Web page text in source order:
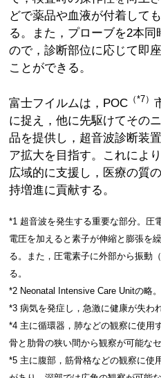
どで薬品や血液が付着して
る。また，プローブを2本
ので，診断部位に応じて即
ことができる。
富士フイルムは，POC （*7）
に捉え，他に先駆けてその
品を提供し，超音波診断装
ア拡大を目指す。これによ
広域的に支援し，医療の質
持増進に貢献する。
*1 超音波を発生する重要な部分。圧
電圧を加えると素子が伸縮と膨張を
る。また，圧電素子に外部から振動
る。
*2 Neonatal Intensive Care Unitの略
*3 病気を発症し，急激に健康が失わ
*4 主に循環器，肺などの観察に使用
骨と肋骨の狭い間から観察が可能なセ
*5 主に腹部，筋骨格などの観察に使